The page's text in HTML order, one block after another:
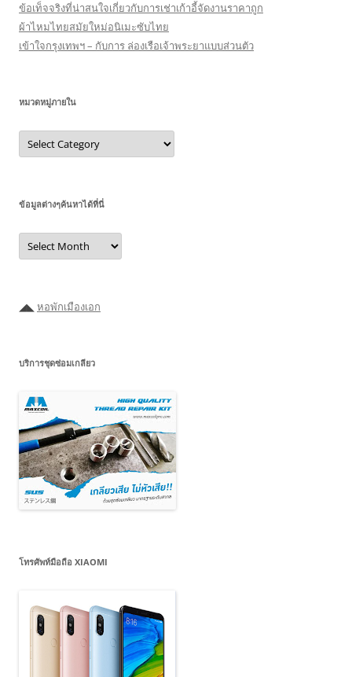
ข้อเท็จจริงที่น่าสนใจเกี่ยวกับการเช่าเก้าอี้จัดงานราคาถูก
ผ้าไหมไทยสมัยใหม่อนิเมะซับไทย
เข้าใจกรุงเทพฯ – กับการ ล่องเรือเจ้าพระยาแบบส่วนตัว
หมวดหมู่ภายใน
หมวด
หมู่
ภายใน
ข้อมูลต่างๆค้นหาได้ที่นี่
ข้อมูล
ต่างๆ
ค้นหา
◢◣ หอพักเมืองเอก
บริการชุดซ่อมเกลียว
โทรศัพท์มือถือ XIAOMI